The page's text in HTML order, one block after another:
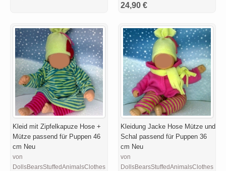
24,90 €
Kleid mit Zipfelkapuze Hose +
Mütze passend für Puppen 46
cm Neu
von
DollsBearsStuffedAnimalsClothesDesigns
Kleidung Jacke Hose Mütze und
Schal passend für Puppen 36
cm Neu
von